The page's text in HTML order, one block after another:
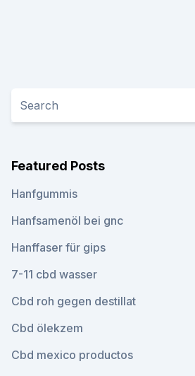
Featured Posts
Hanfgummis
Hanfsamenöl bei gnc
Hanffaser für gips
7-11 cbd wasser
Cbd roh gegen destillat
Cbd ölekzem
Cbd mexico productos